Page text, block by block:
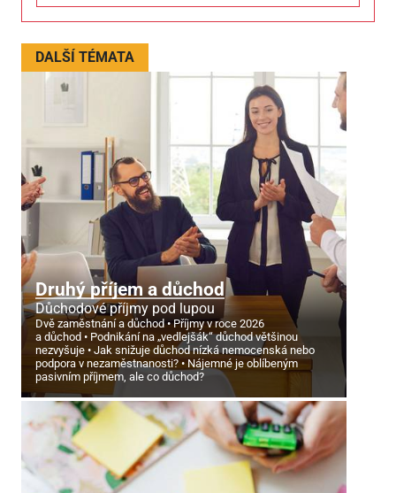
DALŠÍ TÉMATA
Druhý příjem a důchod
Důchodové příjmy pod lupou
Dvě zaměstnání a důchod
Příjmy v roce 2026
a důchod
Podnikání na „vedlejšák“ důchod většinou
nezvyšuje
Jak snižuje důchod nízká nemocenská nebo
podpora v nezaměstnanosti?
Nájemné je oblíbeným
pasivním příjmem, ale co důchod?